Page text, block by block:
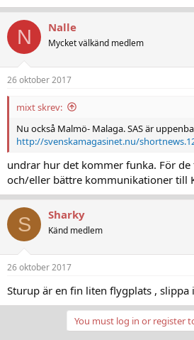
N Nalle
Mycket välkänd medlem
26 oktober 2017
mixt skrev:
Nu också Malmö- Malaga. SAS är
http://svenskamagasinet.nu/
undrar hur det kommer funka. För
och/eller bättre kommunikationer till
S Sharky
Känd medlem
26 oktober 2017
Sturup är en fin liten flygplats , slippa
You must log in or register